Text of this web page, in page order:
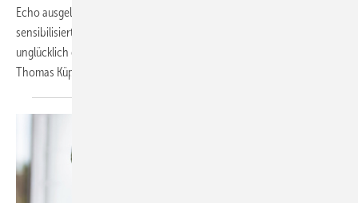
Echo ausgelöst (Küpper 2013). Damit hat er für die Problematik
sensibilisiert. Eine Formulierung war jedoch möglicherweise etwas
unglücklich gewählt und soll an dieser Stelle erläutert werden.
Thomas Küpper